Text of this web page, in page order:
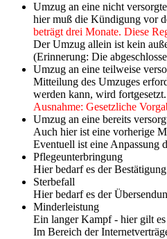
Umzug an eine nicht
hier muß die Kündigung vor
beträgt drei Monate. Diese
Der Umzug allein ist kein
(Erinnerung: Die
Umzug an eine teilweise
Mitteilung des Umzuges
werden kann, wird fortgesetzt.
Ausnahme: Gesetzliche
Umzug an eine bereits
Auch hier ist eine vorherige
Eventuell ist eine Anpassung
Pflegeunterbringung
Hier bedarf es der
Sterbefall
Hier bedarf es der
Minderleistung
Ein langer Kampf - hier gilt
Im Bereich der